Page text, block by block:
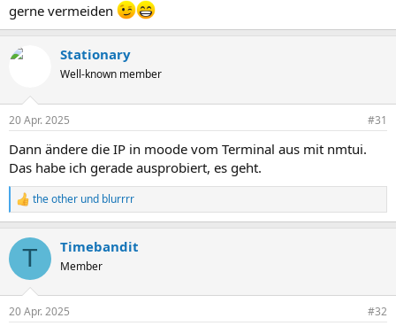
gerne vermeiden
Stationary
Well-known member
20 Apr. 2025 #31
Dann ändere die IP in moode vom Terminal aus mit nmtui.
Das habe ich gerade ausprobiert, es geht.
R
e
k
i
e
the other und blurrrr
T Timebandit
Member
20 Apr. 2025 #32